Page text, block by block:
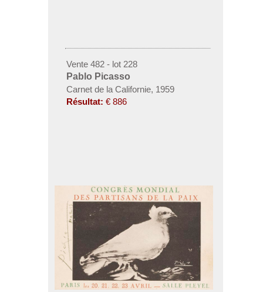
Vente 482 - lot 228
Pablo Picasso
Carnet de la Californie, 1959
Résultat: € 886